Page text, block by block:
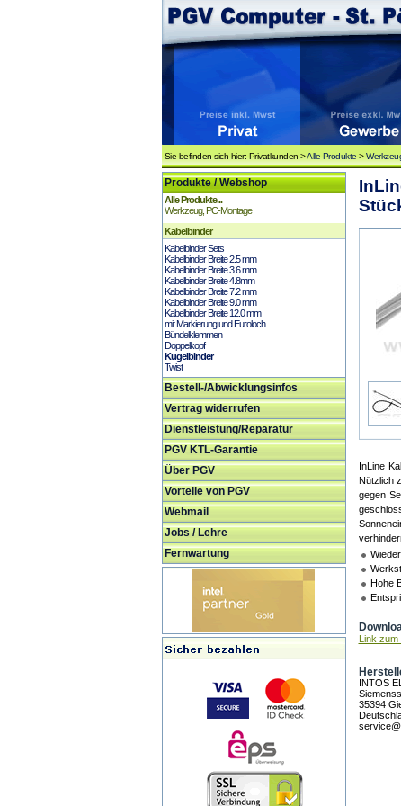
Sie befinden sich hier: Privatkunden >Alle Produkte >
Produkte / Webshop
Alle Produkte...
Werkzeug, PC-Montage
Kabelbinder
Kabelbinder Sets
Kabelbinder Breite 2.5 mm
Kabelbinder Breite 3.6 mm
Kabelbinder Breite 4.8mm
Kabelbinder Breite 7.2 mm
Kabelbinder Breite 9.0 mm
Kabelbinder Breite 12.0 mm
mit Markierung und Euroloch
Bündelklemmen
Doppelkopf
Kugelbinder
Twist
Bestell-/Abwicklungsinfos
Vertrag widerrufen
Dienstleistung/Reparatur
PGV KTL-Garantie
Über PGV
Vorteile von PGV
Webmail
Jobs / Lehre
Fernwartung
InLine
Nützlich
gegen
Hohe
Link zum
INTOS
35394